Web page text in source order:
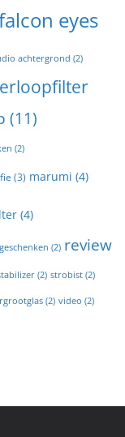
eyes
achtergrond (2)
(11)
(2)
(3) marumi (4)
(4)
(2) review
(2) strobist (2)
(2) video (2)